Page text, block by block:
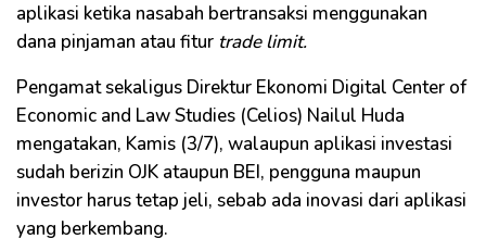
aplikasi ketika nasabah bertransaksi menggunakan
dana pinjaman atau fitur trade limit.
Pengamat sekaligus Direktur Ekonomi Digital Center of
Economic and Law Studies (Celios) Nailul Huda
mengatakan, Kamis (3/7), walaupun aplikasi investasi
sudah berizin OJK ataupun BEI, pengguna maupun
investor harus tetap jeli, sebab ada inovasi dari aplikasi
yang berkembang.